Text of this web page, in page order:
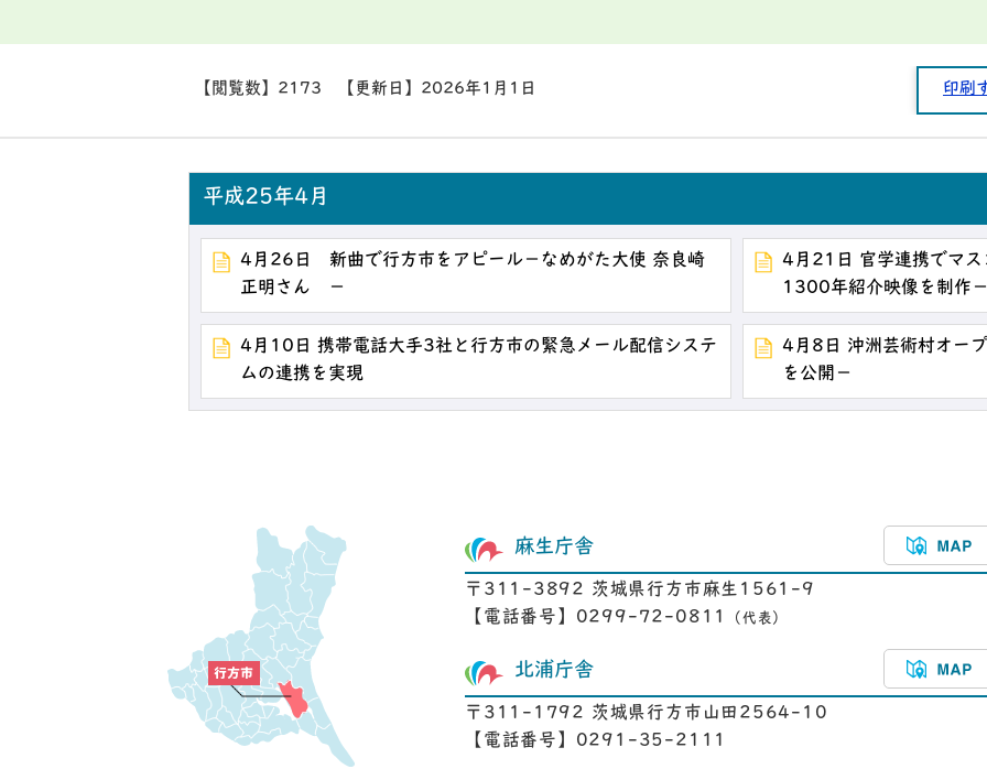
【閲覧数】 2173 【更新日】 2026年1月1日 印刷
平成25年4月
4月26日 新曲で行方市をアピール－なめがた大使 奈良崎
正明さん －
4月21日 官学連携でマス
1300年紹介映像を制作
4月10日 携帯電話大手3社と行方市の緊急メール配信システ
ムの連携を実現
4月8日 沖洲芸術村オー
を公開－
麻生庁舎
〒311-3892 茨城県行方市麻生1561-9
【電話番号】0299-72-0811
（代表）
北浦庁舎
〒311-1792 茨城県行方市山田2564-10
【電話番号】0291-35-2111